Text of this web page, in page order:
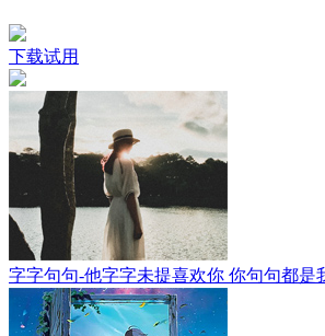
下载试用
字字句句-他字字未提喜欢你 你句句都是